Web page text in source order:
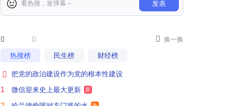
36
扩招300人，一个标准寝室住6个，那就是50个寝室，得盖一栋宿舍楼啊
48
产业扩张啊，又有一部分"沉睡"资金被召唤出来。
千万别去武汉大学
愿每个孩子被合适学校录取
发表
   换一换
热搜榜 民生榜 财经榜
 把党的政治建设作为党的根本性建设
1 微信迎来史上最大更新 新